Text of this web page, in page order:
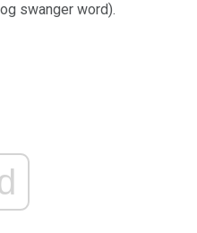
swanger word).